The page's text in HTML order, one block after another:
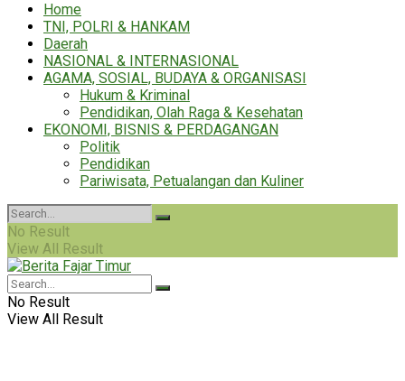
Home
TNI, POLRI & HANKAM
Daerah
NASIONAL & INTERNASIONAL
AGAMA, SOSIAL, BUDAYA & ORGANISASI
Hukum & Kriminal
Pendidikan, Olah Raga & Kesehatan
EKONOMI, BISNIS & PERDAGANGAN
Politik
Pendidikan
Pariwisata, Petualangan dan Kuliner
No Result
View All Result
No Result
View All Result